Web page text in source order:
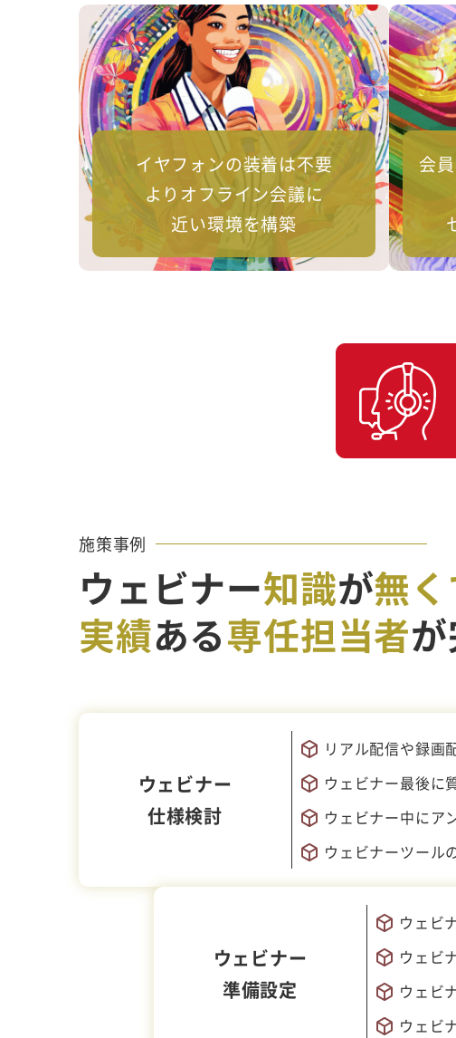
イヤフォンの装着は不要
よりオフライン会議に
近い環境を構築
会
施策事例
ウェビナー知識が無
実績ある専任担当者
ウェビナー
仕様検討
リアル配信や録画
ウェビナー最後に
ウェビナー中にア
ウェビナーツール
ウェビナー
準備設定
ウェビ
ウェビ
ウェビ
ウェビ